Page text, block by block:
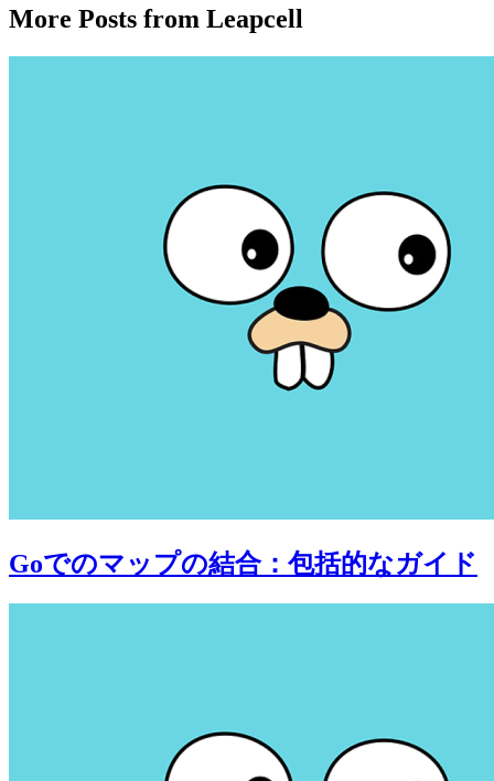
More Posts from Leapcell
Goでのマップの結合：包括的なガイド